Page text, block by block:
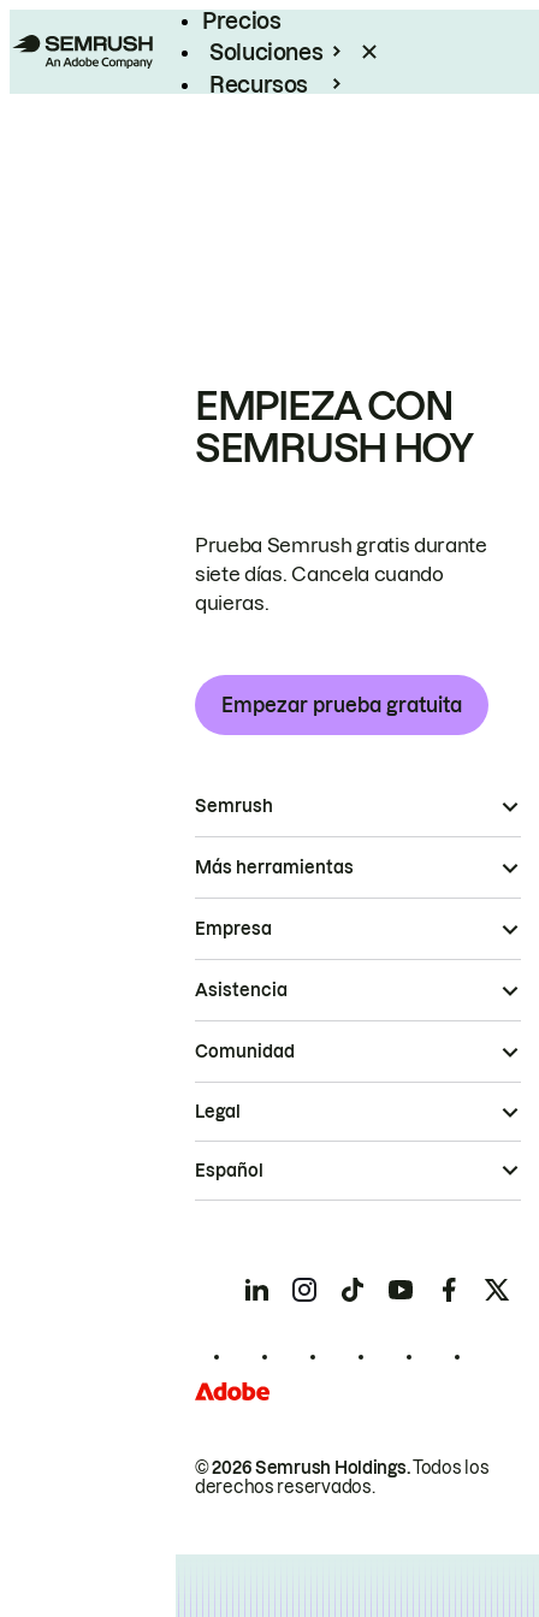
Precios
Soluciones
Recursos
EMPIEZA CON
SEMRUSH HOY
Prueba Semrush gratis durante
siete días. Cancela cuando
quieras.
Empezar prueba gratuita
Semrush
Más herramientas
Empresa
Asistencia
Comunidad
© 2026 Semrush Holdings.Todos los
derechos reservados.
Legal
Español